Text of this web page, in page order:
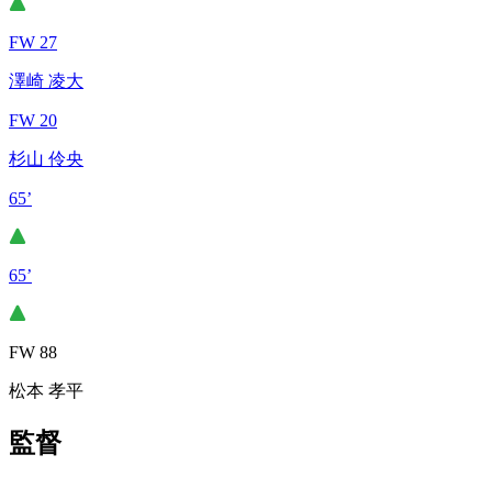
FW 27
澤崎 凌大
FW 20
杉山 伶央
65’
65’
FW 88
松本 孝平
監督